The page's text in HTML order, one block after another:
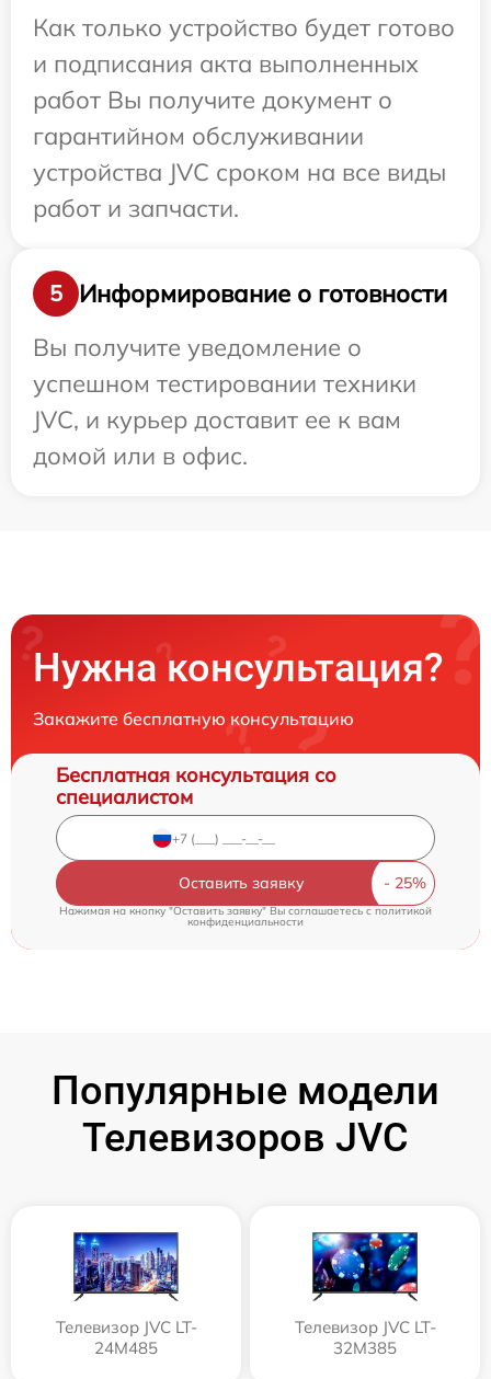
Как только устройство будет готово
и подписания акта выполненных
работ Вы получите документ о
гарантийном обслуживании
устройства JVC сроком на все виды
работ и запчасти.
5
Информирование о готовности
Вы получите уведомление о
успешном тестировании техники
JVC, и курьер доставит ее к вам
домой или в офис.
Нужна консультация?
Закажите бесплатную консультацию
Бесплатная консультация со
специалистом
Оставить заявку
Нажимая на кнопку "Оставить заявку" Вы соглашаетесь c политикой
конфиденциальности
Популярные модели
Телевизоров JVC
Телевизор JVC LT-
24M485
Телевизор JVC LT-
32M385